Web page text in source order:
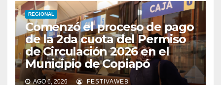
REGIONAL
Comenzó el proceso de pago
de la 2da cuota del Permiso
de Circulación 2026 en el
Municipio de Copiapó
AGO 6, 2026 FESTIVAWEB